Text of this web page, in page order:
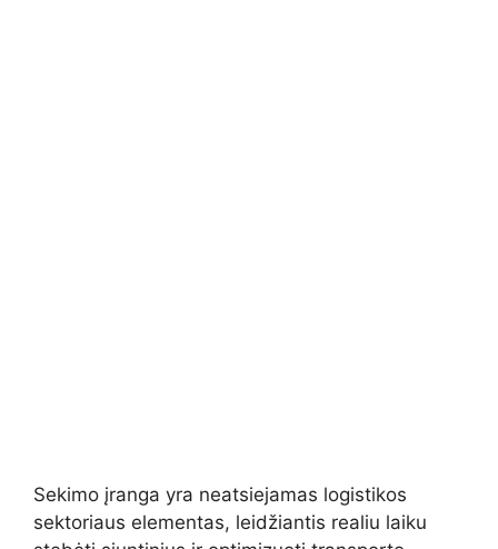
Sekimo įranga yra neatsiejamas logistikos
sektoriaus elementas, leidžiantis realiu laiku